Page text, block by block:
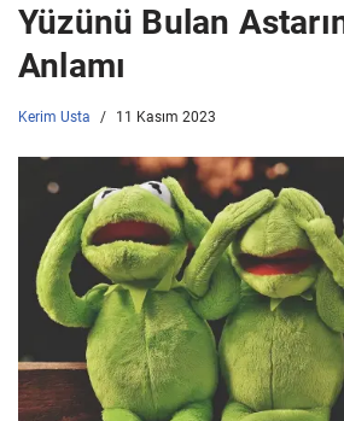
Yüzünü Bulan
Anlamı
Kerim Usta 11 Kasım 2023